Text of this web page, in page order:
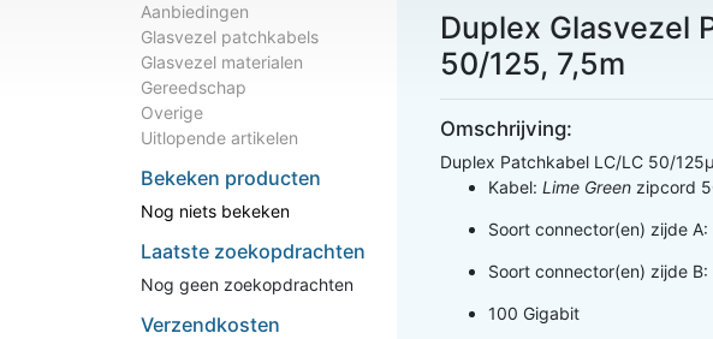
Aanbiedingen
Glasvezel patchkabels
Glasvezel materialen
Gereedschap
Overige
Uitlopende artikelen
Bekeken producten
Nog niets bekeken
Laatste zoekopdrachten
Nog geen zoekopdrachten
Verzendkosten
Duplex Glasvezel
50/125, 7,5m
Omschrijving:
Duplex Patchkabel LC/LC 50/
Kabel: Lime Green zipcord
Soort connector(en) zijde A:
Soort connector(en) zijde B:
100 Gigabit